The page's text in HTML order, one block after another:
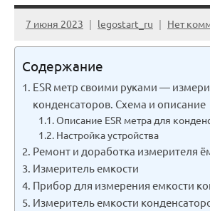
7 июня 2023 legostart_ru Нет
Содержание
ESR метр своими руками —
конденсаторов. Схема и описание
Описание ESR метра для
Настройка устройства
Ремонт и доработка измерителя
Измеритель емкости
Прибор для измерения емкости
Измеритель емкости